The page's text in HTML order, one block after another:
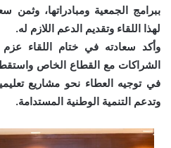
ببرامج الجمعية ومبادراتها، وثمن
لهذا اللقاء وتقديم الدعم اللازم له.
وأكد سعادته في ختام اللقاء عزم
الشراكات مع القطاع الخاص
في توجيه العطاء نحو مشاريع
وتدعم التنمية الوطنية المستدامة.